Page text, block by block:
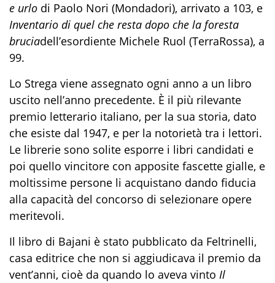
e urlo di Paolo Nori (Mondadori), arrivato a 103, e
Inventario di quel che resta dopo che la foresta
bruciadell’esordiente Michele Ruol (TerraRossa), a
99.
Lo Strega viene assegnato ogni anno a un libro
uscito nell’anno precedente. È il più rilevante
premio letterario italiano, per la sua storia, dato
che esiste dal 1947, e per la notorietà tra i lettori.
Le librerie sono solite esporre i libri candidati e
poi quello vincitore con apposite fascette gialle, e
moltissime persone li acquistano dando fiducia
alla capacità del concorso di selezionare opere
meritevoli.
Il libro di Bajani è stato pubblicato da Feltrinelli,
casa editrice che non si aggiudicava il premio da
vent’anni, cioè da quando lo aveva vinto Il